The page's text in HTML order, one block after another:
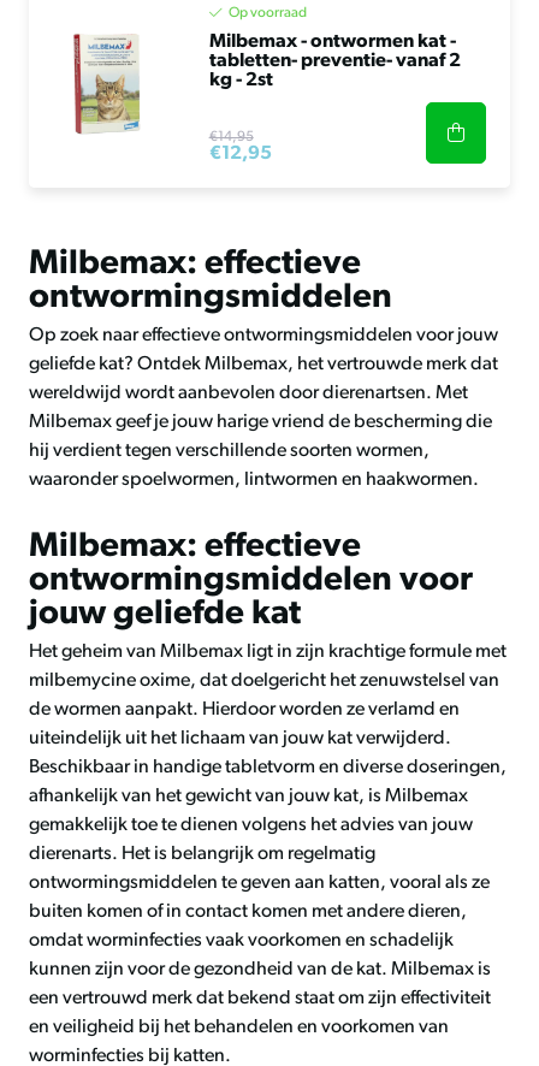
Op voorraad
Milbemax - ontwormen kat -
tabletten- preventie- vanaf 2
kg - 2st
€14,95
€12,95
Milbemax: effectieve
ontwormingsmiddelen
Op zoek naar effectieve ontwormingsmiddelen voor jouw
geliefde kat? Ontdek Milbemax, het vertrouwde merk dat
wereldwijd wordt aanbevolen door dierenartsen. Met
Milbemax geef je jouw harige vriend de bescherming die
hij verdient tegen verschillende soorten wormen,
waaronder spoelwormen, lintwormen en haakwormen.
Milbemax: effectieve
ontwormingsmiddelen voor
jouw geliefde kat
Het geheim van Milbemax ligt in zijn krachtige formule met
milbemycine oxime, dat doelgericht het zenuwstelsel van
de wormen aanpakt. Hierdoor worden ze verlamd en
uiteindelijk uit het lichaam van jouw kat verwijderd.
Beschikbaar in handige tabletvorm en diverse doseringen,
afhankelijk van het gewicht van jouw kat, is Milbemax
gemakkelijk toe te dienen volgens het advies van jouw
dierenarts. Het is belangrijk om regelmatig
ontwormingsmiddelen te geven aan katten, vooral als ze
buiten komen of in contact komen met andere dieren,
omdat worminfecties vaak voorkomen en schadelijk
kunnen zijn voor de gezondheid van de kat. Milbemax is
een vertrouwd merk dat bekend staat om zijn effectiviteit
en veiligheid bij het behandelen en voorkomen van
worminfecties bij katten.